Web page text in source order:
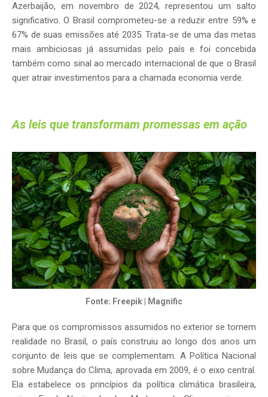
Azerbaijão, em novembro de 2024, representou um salto
significativo. O Brasil comprometeu-se a reduzir entre 59% e
67% de suas emissões até 2035. Trata-se de uma das metas
mais ambiciosas já assumidas pelo país e foi concebida
também como sinal ao mercado internacional de que o Brasil
quer atrair investimentos para a chamada economia verde.
As leis que transformam promessas em ação
Fonte: Freepik | Magnific
Para que os compromissos assumidos no exterior se tornem
realidade no Brasil, o país construiu ao longo dos anos um
conjunto de leis que se complementam. A Política Nacional
sobre Mudança do Clima, aprovada em 2009, é o eixo central.
Ela estabelece os princípios da política climática brasileira,